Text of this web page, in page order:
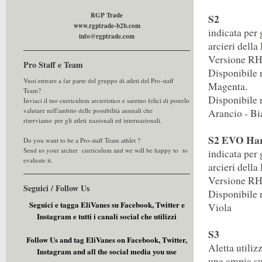
S2
indicata per
arcieri della
Versione
Disponibile
Magenta.
​Disponibile
Arancio -
S2 EVO
indicata per
arcieri della
Versione
Disponibile
Viola
S3
Aletta
RGP Trade
www.rgptrade-b2b.com
info@rgptrade.com
Pro Staff e Team
Vuoi entrare a far parte del gruppo di atleti del Pro-staff
Team?
Inviaci il tuo curriculum arcieristico e saremo felici di poterlo
valutare nell'ambito delle possibilità annuali che
riserviamo per gli atleti nazionali ed internazionali.
Do you want to be a Pro-staff Team athlet ?
Send us your archer curriculum and we will be happy to to
evaluate it.
Seguici / Follow Us
Seguici e tagga EliVanes su Facebook, Twitter e
Instagram e tutti i canali social che utilizzi
Follow Us and tag EliVanes on Facebook, Twitter,
Instagram and all the social media you use